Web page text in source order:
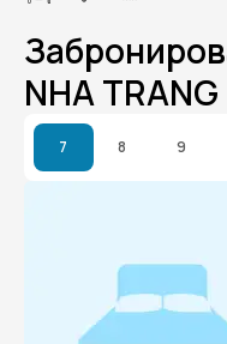
NHA TRANG
7 8 9